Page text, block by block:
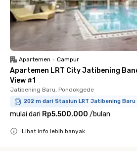
Apartemen • Campur
Apartemen LRT City Jatibening
View #1
Jatibening Baru, Pondokgede
202 m dari Stasiun LRT Jatibening Baru
mulai dari Rp5.500.000 /bulan
Lihat info lebih banyak